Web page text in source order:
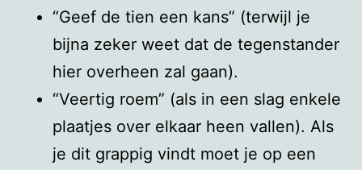
“Geef de tien een kans” (terwijl je
bijna zeker weet dat de tegenstander
hier overheen zal gaan).
“Veertig roem” (als in een slag enkele
plaatjes over elkaar heen vallen). Als
je dit grappig vindt moet je op een